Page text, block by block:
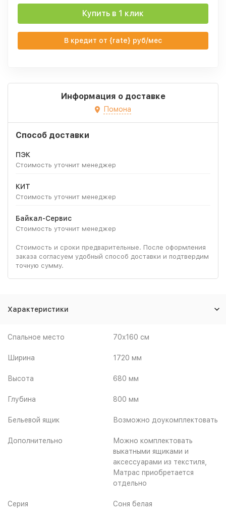
Купить в 1 клик
В кредит от {rate} руб/мес
Информация о доставке
Помона
Способ доставки
ПЭК
Стоимость уточнит менеджер
КИТ
Стоимость уточнит менеджер
Байкал-Сервис
Стоимость уточнит менеджер
Стоимость и сроки предварительные. После оформления
заказа согласуем удобный способ доставки и подтвердим
точную сумму.
Характеристики
Спальное место 70x160 см
Ширина 1720 мм
Высота 680 мм
Глубина 800 мм
Бельевой ящик Возможно доукомплектовать
Дополнительно
Можно комплектовать
выкатными ящиками и
аксессуарами из текстиля,
Матрас приобретается
отдельно
Серия Соня белая